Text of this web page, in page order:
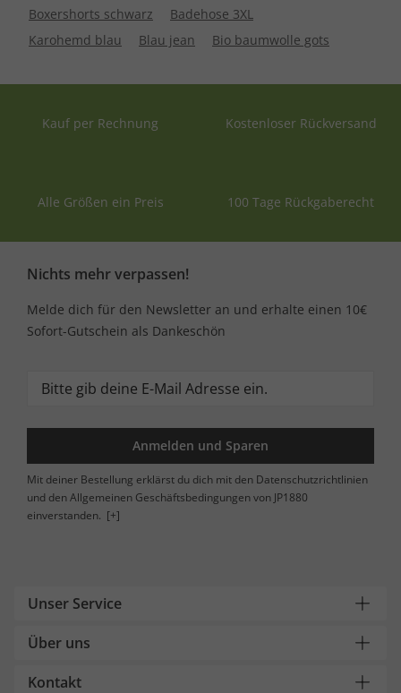
Boxershorts schwarz
Badehose 3XL
Karohemd blau
Blau jean Bio baumwolle gots
Kauf per Rechnung Kostenloser Rückversand
Alle Größen ein Preis 100 Tage Rückgaberecht
Nichts mehr verpassen!
Melde dich für den Newsletter an und erhalte einen 10€
Sofort-Gutschein als Dankeschön
Anmelden und Sparen
Mit deiner Bestellung erklärst du dich mit den Datenschutzrichtlinien
und den Allgemeinen Geschäftsbedingungen von JP1880
einverstanden. [+]
Unser Service
Über uns
Kontakt